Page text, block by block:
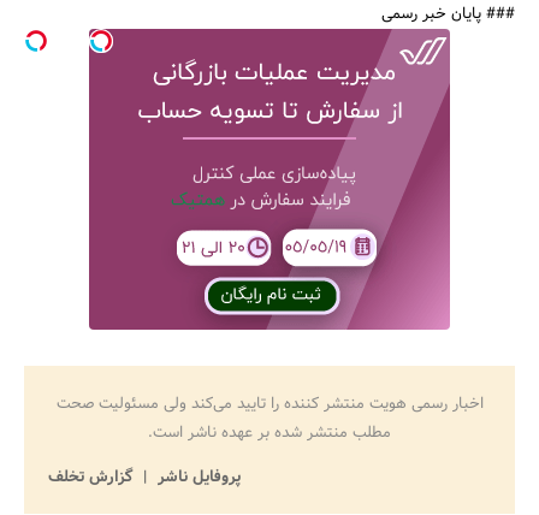
### پایان خبر رسمی
اخبار رسمی هویت منتشر کننده را تایید می‌کند ولی مسئولیت صحت
مطلب منتشر شده بر عهده ناشر است.
پروفایل ناشر
گزارش تخلف